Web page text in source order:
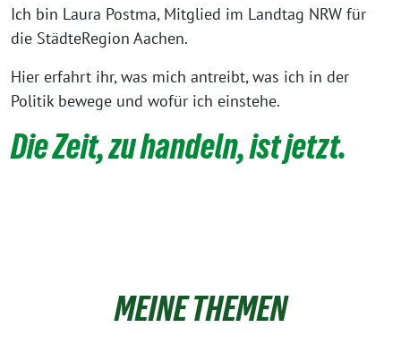
Ich bin Laura Postma, Mitglied im Landtag NRW für
die StädteRegion Aachen.
Hier erfahrt ihr, was mich antreibt, was ich in der
Politik bewege und wofür ich einstehe.
Die Zeit, zu handeln, ist jetzt.
MEINE THEMEN